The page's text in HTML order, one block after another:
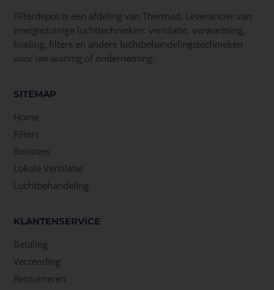
Filterdepot is een afdeling van Thermad. Leverancier van
energiezuinige luchttechnieken: ventilatie, verwarming,
koeling, filters en andere luchtbehandelingstechnieken
voor uw woning of onderneming.
SITEMAP
Home
Filters
Roosters
Lokale Ventilatie
Luchtbehandeling
KLANTENSERVICE
Betaling
Verzending
Retourneren